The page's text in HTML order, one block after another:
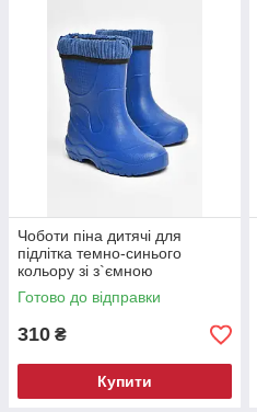
Чоботи піна дитячі для
підлітка темно-синього
кольору зі з`ємною
шкарпеткою 205414M
Готово до відправки
310 ₴
Купити